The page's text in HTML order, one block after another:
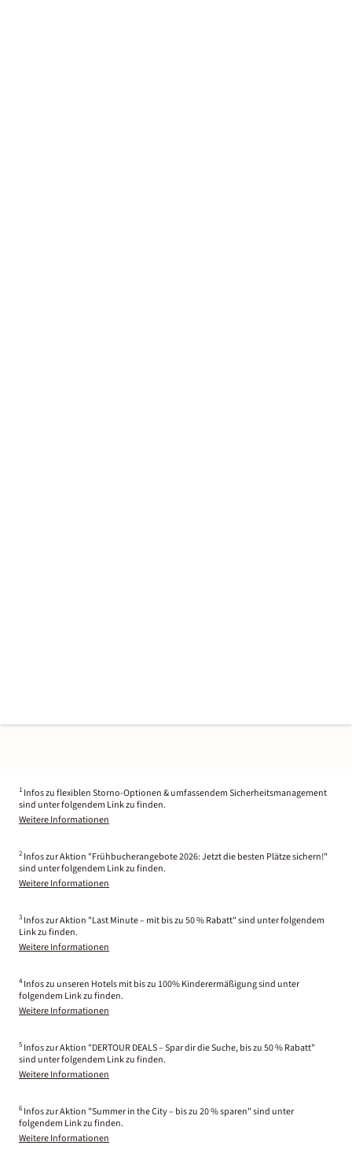
1 Infos zu flexiblen Storno-Optionen & umfassendem Sicherheitsmanagement
sind unter folgendem Link zu finden.
Weitere Informationen
2 Infos zur Aktion "Frühbucherangebote 2026: Jetzt die besten Plätze sichern!"
sind unter folgendem Link zu finden.
Weitere Informationen
3 Infos zur Aktion "Last Minute – mit bis zu 50 % Rabatt" sind unter folgendem
Link zu finden.
Weitere Informationen
4 Infos zu unseren Hotels mit bis zu 100% Kinderermäßigung sind unter
folgendem Link zu finden.
Weitere Informationen
5 Infos zur Aktion "DERTOUR DEALS – Spar dir die Suche, bis zu 50 % Rabatt"
sind unter folgendem Link zu finden.
Weitere Informationen
6 Infos zur Aktion "Summer in the City – bis zu 20 % sparen" sind unter
folgendem Link zu finden.
Weitere Informationen